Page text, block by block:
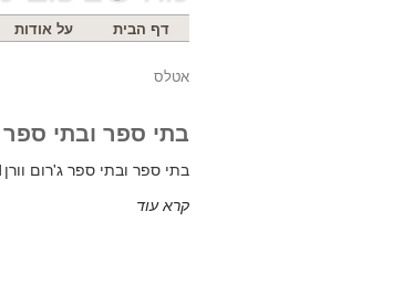
דף הבית על אודות
אטלס
בתי ספר ובתי ספר
בתי ספר ובתי ספר ג'רום וורן1 הזקן גר בבית השווה מאה אלף דולר ברחוב חמישים סופוורת' – 35 מזרח2.
קרא עוד